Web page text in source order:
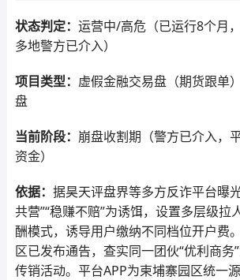
状态判定： 运营中/高危（已运行8个月
多地警方已介入）
项目类型： 虚假金融交易盘（期货跟单
盘
当前阶段： 崩盘收割期（警方已介入，
资金）
依据： 据昊天评盘界等多方反诈平台曝
共营”“稳赚不赔”为诱饵，设置多层级拉
酬模式，诱导用户缴纳不同档位开户费
区已发布通告，查实同一团伙“优利商务
传销活动。平台APP为柬埔寨园区统一